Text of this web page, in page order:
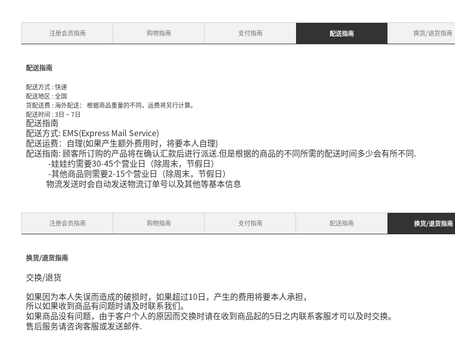
注册会员指南 购物指南 支付指南 配送指南 换货/退货指南
配送指南
配送方式 : 快递
配送地区 : 全国
货配送费 : 海外配送： 根据商品重量的不同，运费将另行计算。
配送时间 : 3日 ~ 7日
配送指南
配送方式: EMS(Express Mail Service)
配送运费：自理(如果产生额外费用时，将要本人自理)
配送指南: 顾客所订购的产品将在确认汇款后进行派送.但是根据的商品的不同所需的配送时间多少会有所不同 .
-娃娃约需要30-45个营业日（除周末，节假日）
-其他商品则需要2-15个营业日（除周末，节假日）
物流发送时会自动发送物流订单号以及其他等基本信息
注册会员指南 购物指南 支付指南 配送指南 换货/退货指南
换货/退货指南
交换/退货
如果因为本人失误而造成的破损时，如果超过10 日，产生的费用将要本人承担，
所以如果收到商品有问题时请及时联系我们。
如果商品没有问题，由于客户个人的原因而交换时请在收到商品起的5 日之内联系客服才可以及时交换。
售后服务请咨询客服或发送邮件.